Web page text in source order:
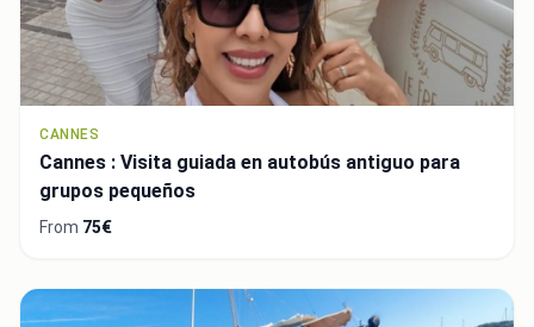
CANNES
Cannes : Visita guiada en autobús antiguo para
grupos pequeños
From 75€